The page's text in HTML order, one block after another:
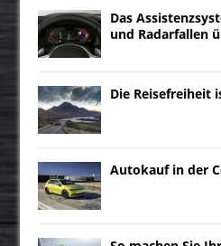
Das
und Radarfallen
Die Reisefreiheit
Autokauf in der